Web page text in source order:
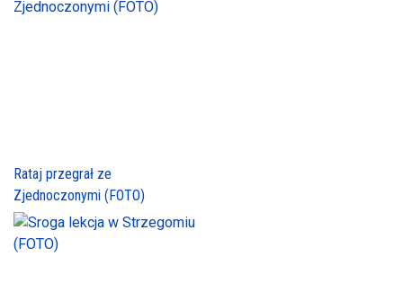
Rataj przegrał ze
Zjednoczonymi (FOTO)